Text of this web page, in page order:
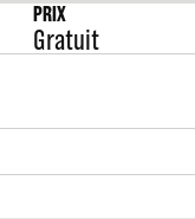
PRIX
Gratuit